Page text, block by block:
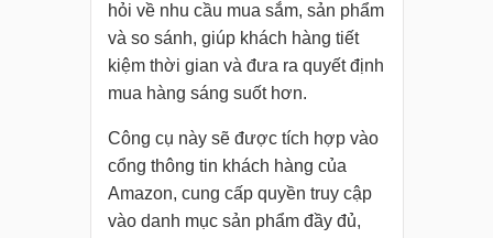
hỏi về nhu cầu mua sắm, sản phẩm
và so sánh, giúp khách hàng tiết
kiệm thời gian và đưa ra quyết định
mua hàng sáng suốt hơn.
Công cụ này sẽ được tích hợp vào
cổng thông tin khách hàng của
Amazon, cung cấp quyền truy cập
vào danh mục sản phẩm đầy đủ,